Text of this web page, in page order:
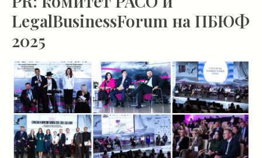
LegalBusinessForum на ПБЮФ
2025